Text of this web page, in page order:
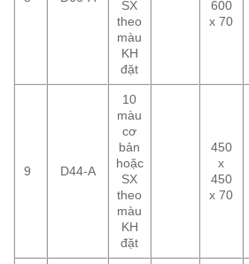
SX
theo
màu
KH
đặt
600
x 70
9 D44-A
10
màu
cơ
bản
hoặc
SX
theo
màu
KH
đặt
450
x
450
x 70